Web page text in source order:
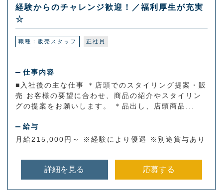
経験からのチャレンジ歓迎！／福利厚生が充実
☆
職種：販売スタッフ 正社員
仕事内容
■入社後の主な仕事 ＊店頭でのスタイリング提案・販
売 お客様の要望に合わせ、商品の紹介やスタイリン
グの提案をお願いします。 ＊品出し、店頭商品...
給与
月給215,000円～ ※経験により優遇 ※別途賞与あり
詳細を見る 応募する